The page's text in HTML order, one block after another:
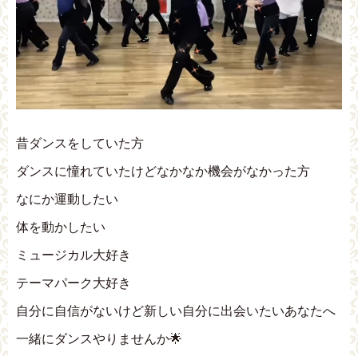
昔ダンスをしていた方
ダンスに憧れていたけどなかなか機会がなかった方
なにか運動したい
体を動かしたい
ミュージカル大好き
テーマパーク大好き
自分に自信がないけど新しい自分に出会いたいあなたへ
一緒にダンスやりませんか🌟